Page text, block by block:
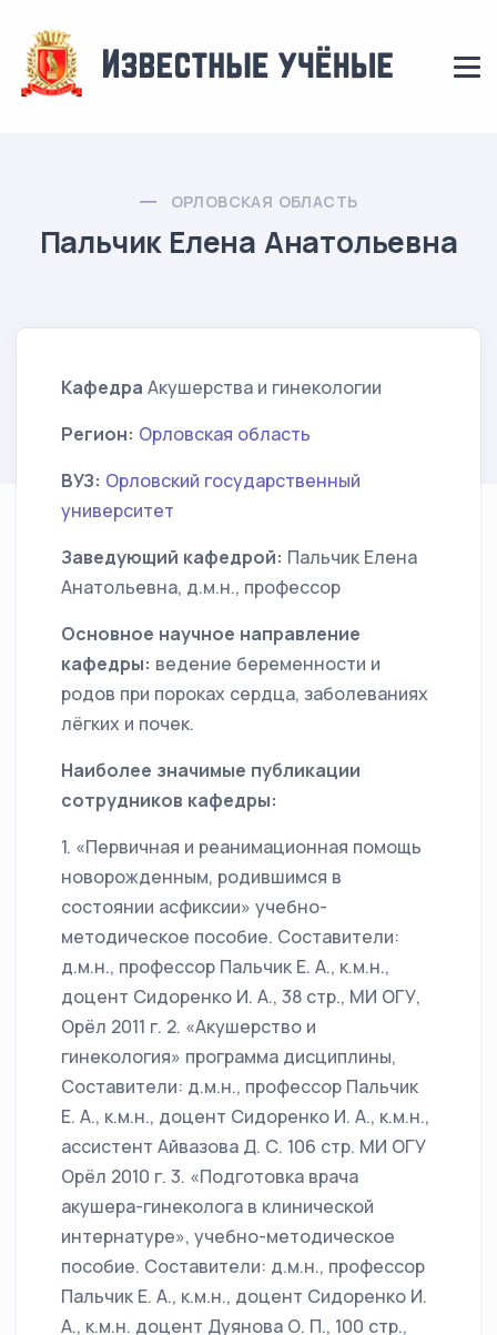
ОРЛОВСКАЯ ОБЛАСТЬ
Пальчик Елена Анатольевна
Кафедра Акушерства и гинекологии
Регион: Орловская область
ВУЗ: Орловский государственный
университет
Заведующий кафедрой: Пальчик Елена
Анатольевна, д.м.н., профессор
Основное научное направление
кафедры: ведение беременности и
родов при пороках сердца, заболеваниях
лёгких и почек.
Наиболее значимые публикации
сотрудников кафедры:
1. «Первичная и реанимационная помощь
новорожденным, родившимся в
состоянии асфиксии» учебно-
методическое пособие. Составители:
д.м.н., профессор Пальчик Е. А., к.м.н.,
доцент Сидоренко И. А., 38 стр., МИ ОГУ,
Орёл 2011 г. 2. «Акушерство и
гинекология» программа дисциплины,
Составители: д.м.н., профессор Пальчик
Е. А., к.м.н., доцент Сидоренко И. А., к.м.н.,
ассистент Айвазова Д. С. 106 стр. МИ ОГУ
Орёл 2010 г. 3. «Подготовка врача
акушера-гинеколога в клинической
интернатуре», учебно-методическое
пособие. Составители: д.м.н., профессор
Пальчик Е. А., к.м.н., доцент Сидоренко И.
А., к.м.н. доцент Дуянова О. П., 100 стр.,